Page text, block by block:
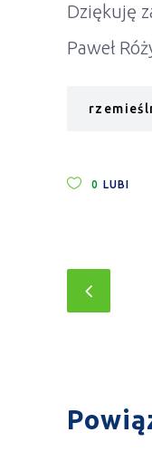
Dziękuję
Paweł
0 LUBI